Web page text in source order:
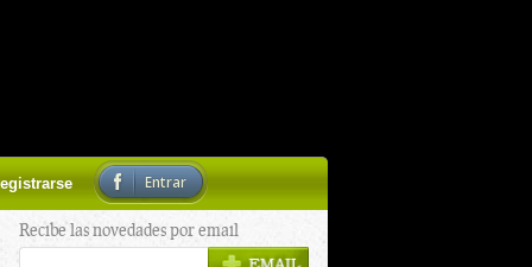
Entrar
Recibe las novedades por email